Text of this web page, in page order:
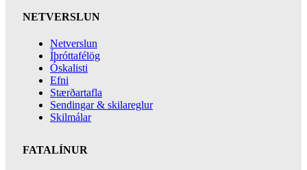
NETVERSLUN
Netverslun
Íþróttafélög
Óskalisti
Efni
Stærðartafla
Sendingar & skilareglur
Skilmálar
FATALÍNUR